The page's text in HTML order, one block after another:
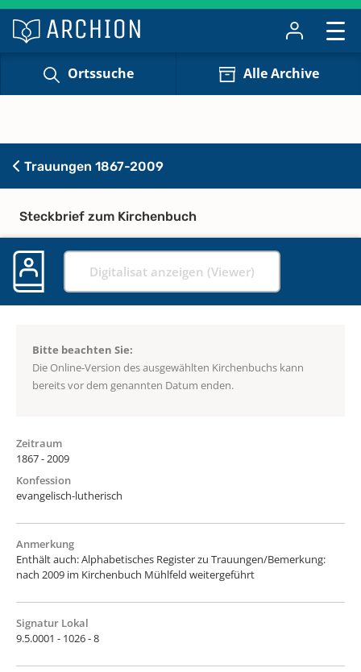
Ortssuche Alle Archive
Trauungen 1867-2009
Steckbrief zum Kirchenbuch
Digitalisat anzeigen (Viewer)
Bitte beachten Sie:
Die Online-Version des ausgewählten Kirchenbuchs kann
bereits vor dem genannten Datum enden.
Zeitraum
1867 - 2009
Konfession
evangelisch-lutherisch
Anmerkung
Enthält auch: Alphabetisches Register zu Trauungen/Bemerkung:
nach 2009 im Kirchenbuch Mühlfeld weitergeführt
Signatur Lokal
9.5.0001 - 1026 - 8